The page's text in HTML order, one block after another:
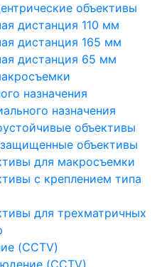
объективы
дистанция 110 мм
дистанция 165 мм
дистанция 65 мм
назначения
назначения
объективы
объективы
для макросъемки
с креплением типа
для трехматричных
(CCTV)
(CCTV)